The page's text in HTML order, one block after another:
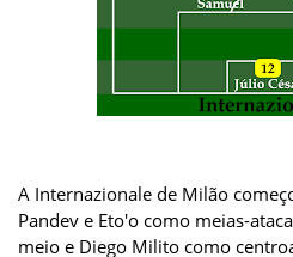
A Internazionale de Milão
Pandev e Eto'o como meias-
meio e Diego Milito como